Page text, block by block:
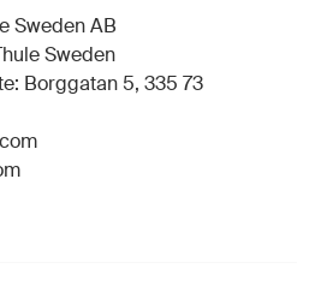
Sweden AB
Sweden
Borggatan 5, 335 73